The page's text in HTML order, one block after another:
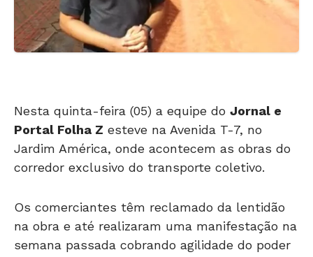
Nesta quinta-feira (05) a equipe do Jornal e
Portal Folha Z esteve na Avenida T-7, no
Jardim América, onde acontecem as obras do
corredor exclusivo do transporte coletivo.
Os comerciantes têm reclamado da lentidão
na obra e até realizaram uma manifestação na
semana passada cobrando agilidade do poder